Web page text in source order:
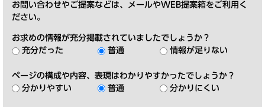
お問い合わせやご提案などは、メールやWEB提案箱をご利用く
ださい。
お求めの情報が充分掲載されていましたでしょうか？
充分だった
普通 情報が足りない
ページの構成や内容、表現はわかりやすかったでしょうか？
分かりやすい
普通 分かりにくい